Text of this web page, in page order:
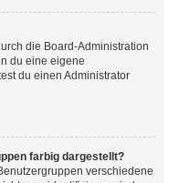
die Board-Administration
du eine eigene
du einen Administrator
farbig dargestellt?
verschiedene